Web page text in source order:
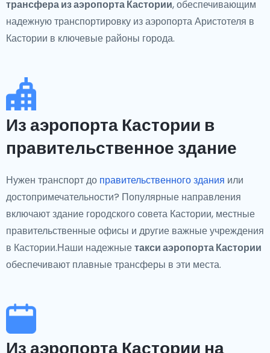
трансфера из аэропорта Кастории, обеспечивающим
надежную транспортировку из аэропорта Аристотеля в
Кастории в ключевые районы города.
Из аэропорта Кастории в
правительственное здание
Нужен транспорт до правительственного здания или
достопримечательности? Популярные направления
включают здание городского совета Кастории, местные
правительственные офисы и другие важные учреждения
в Кастории.Наши надежныетакси аэропорта Кастории
обеспечивают плавные трансферы в эти места.